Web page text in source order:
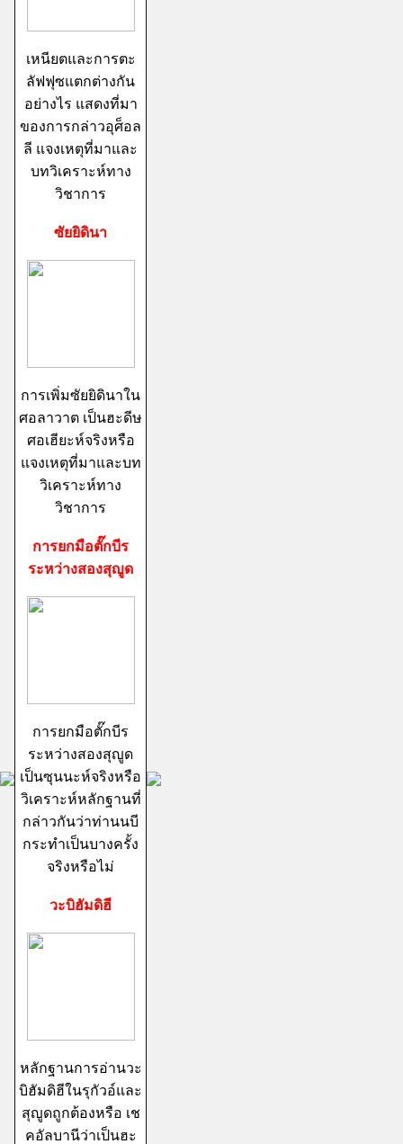
เหนียตและการตะ
ลัฟฟุซแตกต่างกัน
อย่างไร แสดงที่มา
ของการกล่าวอุศ็อล
ลี แจงเหตุที่มาและ
บทวิเคราะห์ทาง
วิชาการ
ซัยยิดินา
การเพิ่มซัยยิดินาใน
ศอลาวาต เป็นฮะดีษ
ศอเฮียะห์จริงหรือ
แจงเหตุที่มาและบท
วิเคราะห์ทาง
วิชาการ
การยกมือตั๊กบีร
ระหว่างสองสุญูด
การยกมือตั๊กบีร
ระหว่างสองสุญูด
เป็นซุนนะห์จริงหรือ
วิเคราะห์หลักฐานที่
กล่าวกันว่าท่านนบี
กระทำเป็นบางครั้ง
จริงหรือไม่
วะบิฮัมดิฮี
หลักฐานการอ่านวะ
บิฮัมดิฮีในรุกัวอ์และ
สุญูดถูกต้องหรือ เช
คอัลบานีว่าเป็นฮะ